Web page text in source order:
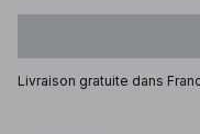
Livraison gratuite dans